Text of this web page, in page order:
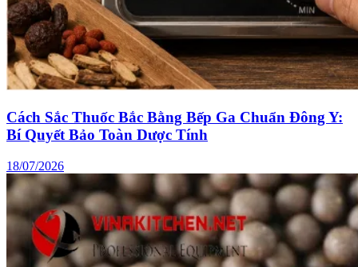
Cách Sắc Thuốc Bắc Bằng Bếp Ga Chuẩn Đông Y:
Bí Quyết Bảo Toàn Dược Tính
18/07/2026